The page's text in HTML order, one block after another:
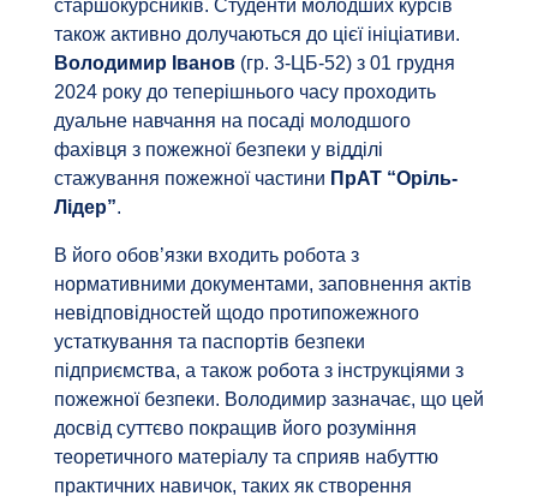
старшокурсників. Студенти молодших курсів
також активно долучаються до цієї ініціативи.
Володимир Іванов(гр. 3-ЦБ-52) з 01 грудня
2024 року до теперішнього часу проходить
дуальне навчання на посаді молодшого
фахівця з пожежної безпеки у відділі
стажування пожежної частини ПрАТ “Оріль-
Лідер”.
В його обов’язки входить робота з
нормативними документами, заповнення актів
невідповідностей щодо протипожежного
устаткування та паспортів безпеки
підприємства, а також робота з інструкціями з
пожежної безпеки. Володимир зазначає, що цей
досвід суттєво покращив його розуміння
теоретичного матеріалу та сприяв набуттю
практичних навичок, таких як створення